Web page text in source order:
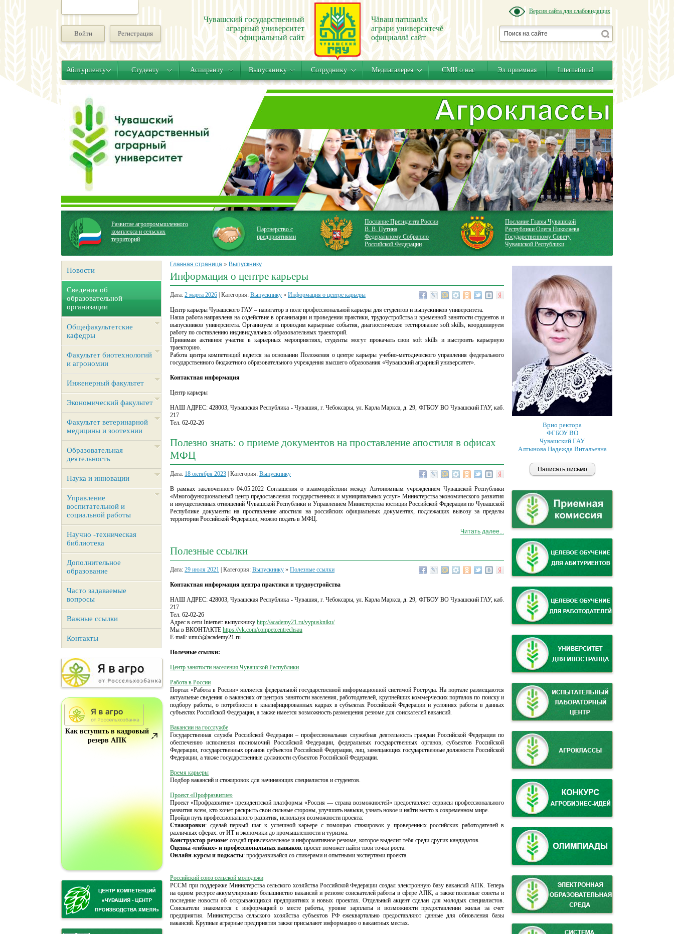
Войти Регистрация
Чувашский государственный
аграрный университет
официальный сайт
Чăваш патшалăх
аграри университечĕ
официаллă сайт
Версия сайта для слабовидящих
Абитуриенту Студенту Аспиранту Выпускнику Сотруднику Медиагалерея СМИ о нас Эл.приемная International
Развитие агропромышленного
комплекса и сельских
территорий
Партнерство с
предприятиями
Послание Президента России
В. В. Путина
Федеральному Собранию
Российской Федерации
Послание Главы Чувашской
Республики Олега Николаева
Государственному Совету
Чувашской Республики
Новости
Сведения об
образовательной
организации
Общефакультетские
кафедры
Факультет биотехнологий
и агрономии
Инженерный факультет
Экономический факультет
Факультет ветеринарной
медицины и зоотехнии
Образовательная
деятельность
Наука и инновации
Управление
воспитательной и
социальной работы
Научно -техническая
библиотека
Дополнительное
образование
Часто задаваемые
вопросы
Важные ссылки
Контакты
Как вступить в кадровый
резерв АПК
Главная страница » Выпускнику
Информация о центре карьеры
Дата: 2 марта 2026 | Категория: Выпускнику » Информация о центре карьеры
Центр карьеры Чувашского ГАУ – навигатор в поле профессиональной карьеры для студентов и выпускников университета.
Наша работа направлена на содействие в организации и проведении практики, трудоустройства и временной занятости студентов и
выпускников университета. Организуем и проводим карьерные события, диагностическое тестирование soft skills, координируем
работу по составлению индивидуальных образовательных траекторий.
Принимая активное участие в карьерных мероприятиях, студенты могут прокачать свои soft skills и выстроить карьерную
траекторию.
Работа центра компетенций ведется на основании Положения о центре карьеры учебно-методического управления федерального
государственного бюджетного образовательного учреждения высшего образования «Чувашский аграрный университет».
Контактная информация
Центр карьеры
НАШ АДРЕС: 428003, Чувашская Республика - Чувашия, г. Чебоксары, ул. Карла Маркса, д. 29, ФГБОУ ВО Чувашский ГАУ, каб.
217
Тел. 62-02-26
Полезно знать: о приеме документов на проставление апостиля в офисах
МФЦ
Дата: 18 октября 2023 | Категория: Выпускнику
В рамках заключенного 04.05.2022 Соглашения о взаимодействии между Автономным учреждением Чувашской Республики
«Многофункциональный центр предоставления государственных и муниципальных услуг» Министерства экономического развития
и имущественных отношений Чувашской Республики и Управлением Министерства юстиции Российской Федерации по Чувашской
Республике документы на проставление апостиля на российских официальных документах, подлежащих вывозу за пределы
территории Российской Федерации, можно подать в МФЦ.
Читать далее...
Полезные ссылки
Дата: 29 июля 2021 | Категория: Выпускнику » Полезные ссылки
Контактная информация центра практики и трудоустройства
НАШ АДРЕС: 428003, Чувашская Республика - Чувашия, г. Чебоксары, ул. Карла Маркса, д. 29, ФГБОУ ВО Чувашский ГАУ, каб.
217
Тел. 62-02-26
Адрес в сети Internet: выпускнику http://academy21.ru/vypuskniku/
Мы в ВКОНТАКТЕ https://vk.com/competcentrechsau
Е-mail: umu5@academy21.ru
Полезные ссылки:
Центр занятости населения Чувашской Республики
Работа в России
Портал «Работа в России» является федеральной государственной информационной системой Роструда. На портале размещаются
актуальные сведения о вакансиях от центров занятости населения, работодателей, крупнейших коммерческих порталов по поиску и
подбору работы, о потребности в квалифицированных кадрах в субъектах Российской Федерации и условиях работы в данных
субъектах Российской Федерации, а также имеется возможность размещения резюме для соискателей вакансий.
Вакансии на госслужбе
Государственная служба Российской Федерации – профессиональная служебная деятельность граждан Российской Федерации по
обеспечению исполнения полномочий Российской Федерации, федеральных государственных органов, субъектов Российской
Федерации, государственных органов субъектов Российской Федерации, лиц, замещающих государственные должности Российской
Федерации, а также государственные должности субъектов Российской Федерации.
Время карьеры
Подбор вакансий и стажировок для начинающих специалистов и студентов.
Проект «Профразвитие»
Проект «Профразвитие» президентской платформы «Россия — страна возможностей» предоставляет сервисы профессионального
развития всем, кто хочет раскрыть свои сильные стороны, улучшить навыки, узнать новое и найти место в современном мире.
Пройди путь профессионального развития, используя возможности проекта:
Стажировки: сделай первый шаг к успешной карьере с помощью стажировок у проверенных российских работодателей в
различных сферах: от ИТ и экономики до промышленности и туризма.
Конструктор резюме: создай привлекательное и информативное резюме, которое выделит тебя среди других кандидатов.
Оценка «гибких» и профессиональных навыков: проект поможет найти твои точки роста.
Онлайн-курсы и подкасты: профразвивайся со спикерами и опытными экспертами проекта.
Российский союз сельской молодежи
РССМ при поддержке Министерства сельского хозяйства Российской Федерации создал электронную базу вакансий АПК. Теперь
на одном ресурсе аккумулировано большинство вакансий и резюме соискателей работы в сфере АПК, а также полезные советы и
последние новости об открывающихся предприятиях и новых проектах. Отдельный акцент сделан для молодых специалистов.
Соискатели знакомятся с информацией о месте работы, уровне зарплаты и возможности предоставлении жилья за счет
предприятия. Министерства сельского хозяйства субъектов РФ ежеквартально предоставляют данные для обновления базы
вакансий. Крупные аграрные предприятия также присылают информацию о вакантных местах.
Врио ректора
ФГБОУ ВО
Чувашский ГАУ
Алтынова Надежда Витальевна
Написать письмо